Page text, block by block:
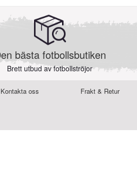
bästa fotbollsbutiken
Brett utbud av fotbollströjor
Kontakta oss Frakt & Retur